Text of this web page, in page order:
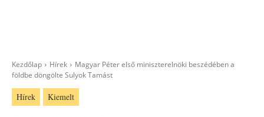
Kezdőlap Hírek
Magyar Péter első miniszterelnöki beszédében a
földbe döngölte Sulyok Tamást
Hírek Kiemelt